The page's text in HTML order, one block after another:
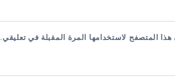
المتصفح لاستخدامها المرة المقبلة في تعليقي.